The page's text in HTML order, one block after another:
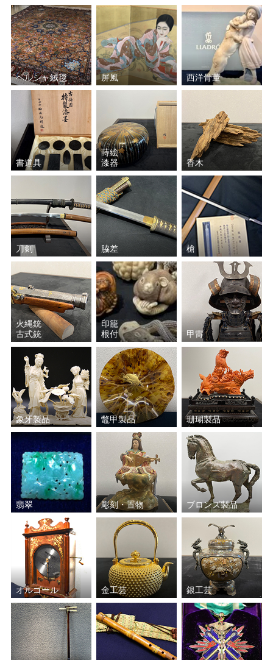
ペルシャ絨毯 屏風 西洋骨董
書道具
蒔絵
漆器
香木
刀剣 脇差 槍
火縄銃
古式銃
印籠
根付
甲冑
象牙製品 鼈甲製品 珊瑚製品
翡翠 彫刻・置物 ブロンズ製品
オルゴール 金工芸 銀工芸